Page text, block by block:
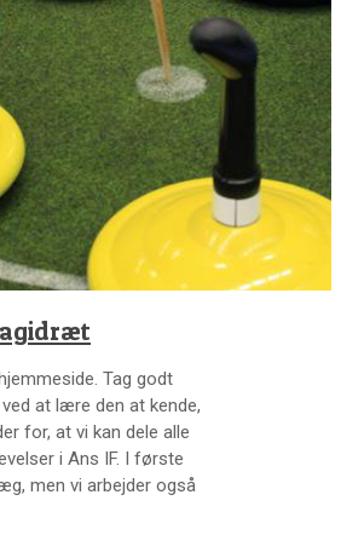
Tag godt
at lære den at kende,
for, at vi kan dele alle
i Ans IF. I første
men vi arbejder også